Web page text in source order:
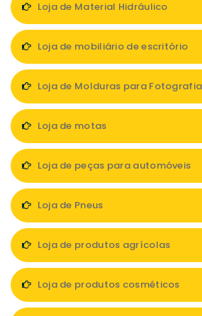
Loja de Material Hidráulico
Loja de mobiliário de escritório
Loja de Molduras para
Loja de motas
Loja de peças para automóveis
Loja de Pneus
Loja de produtos agrícolas
Loja de produtos cosméticos